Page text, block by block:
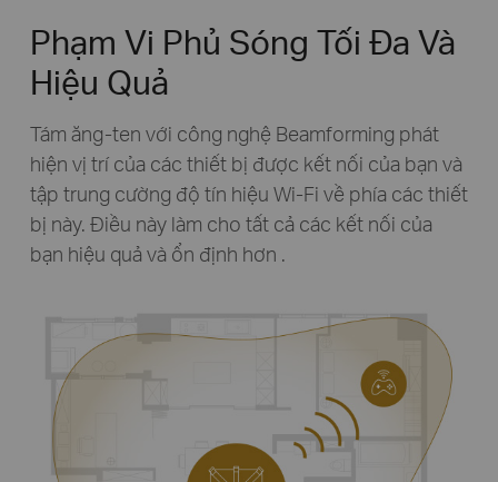
Phạm Vi Phủ Sóng Tối Đa Và
Hiệu Quả
Tám ăng-ten với công nghệ Beamforming phát
hiện vị trí của các thiết bị được kết nối của bạn và
tập trung cường độ tín hiệu Wi-Fi về phía các thiết
bị này. Điều này làm cho tất cả các kết nối của
bạn hiệu quả và ổn định hơn .